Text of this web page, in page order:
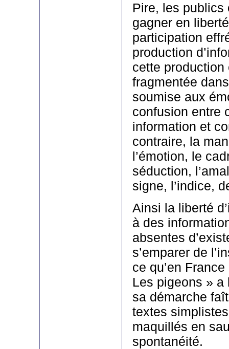
Pire, les publics
gagner en
participation
production
cette production
fragmentée
soumise aux
confusion entre
information et
contraire, la
l’émotion, le
séduction,
signe, l’indice,
Ainsi la liberté
à des
absentes
s’emparer de
ce qu’en
Les pigeons »
sa démarche
textes
maquillés en
spontanéité.